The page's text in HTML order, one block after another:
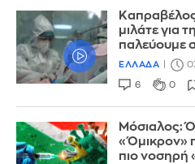
μιλάτε για
παλεύουμε
ΕΛΛΑΔΑ
6 0
Μόσιαλος:
«Όμικρον»
πιο νοσηρή